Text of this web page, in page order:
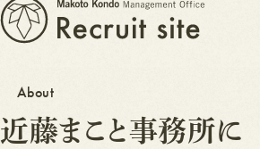
採用情
よ
よ
く
く
あ
ある質
問
問
お知らせ
About
近藤まこと事務所に